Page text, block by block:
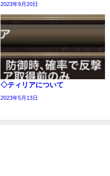
2023年9月20日
◇ティリアについて
2023年5月13日